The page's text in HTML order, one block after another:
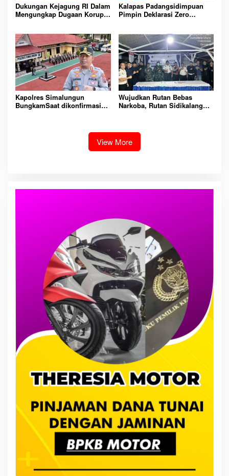
Dukungan Kejagung RI Dalam
Mengungkap Dugaan Korupsi
Dan Tangkap!
Kalapas Padangsidimpuan
Pimpin Deklarasi Zero
Padangsidimpuan
Kapolres Simalungun
BungkamSaat dikonfirmasi
Wujudkan Rutan Bebas
Narkoba, Rutan Sidikalang
View More